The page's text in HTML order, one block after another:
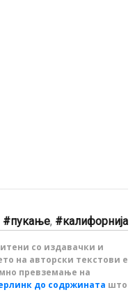
пукање, калифорнија
со издавачки и
на авторски текстови е
превземање на
до содржината што